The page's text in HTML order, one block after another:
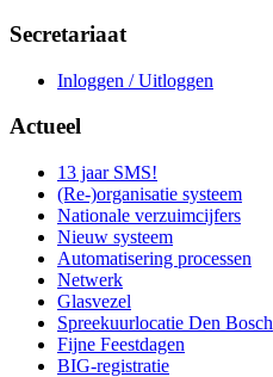
Secretariaat
Inloggen / Uitloggen
Actueel
13 jaar SMS!
(Re-)organisatie systeem
Nationale verzuimcijfers
Nieuw systeem
Automatisering processen
Netwerk
Glasvezel
Spreekuurlocatie Den Bosch
Fijne Feestdagen
BIG-registratie